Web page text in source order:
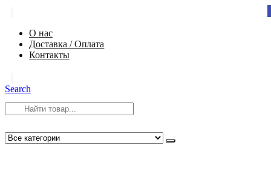
О нас
Доставка / Оплата
Контакты
Search